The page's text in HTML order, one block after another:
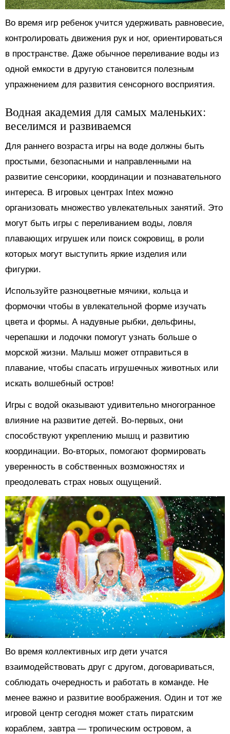
Во время игр ребенок учится удерживать равновесие,
контролировать движения рук и ног, ориентироваться
в пространстве. Даже обычное переливание воды из
одной емкости в другую становится полезным
упражнением для развития сенсорного восприятия.
Водная академия для самых маленьких:
веселимся и развиваемся
Для раннего возраста игры на воде должны быть
простыми, безопасными и направленными на
развитие сенсорики, координации и познавательного
интереса. В игровых центрах Intex можно
организовать множество увлекательных занятий. Это
могут быть игры с переливанием воды, ловля
плавающих игрушек или поиск сокровищ, в роли
которых могут выступить яркие изделия или
фигурки.
Используйте разноцветные мячики, кольца и
формочки чтобы в увлекательной форме изучать
цвета и формы. А надувные рыбки, дельфины,
черепашки и лодочки помогут узнать больше о
морской жизни. Малыш может отправиться в
плавание, чтобы спасать игрушечных животных или
искать волшебный остров!
Игры с водой оказывают удивительно многогранное
влияние на развитие детей. Во-первых, они
способствуют укреплению мышц и развитию
координации. Во-вторых, помогают формировать
уверенность в собственных возможностях и
преодолевать страх новых ощущений.
Во время коллективных игр дети учатся
взаимодействовать друг с другом, договариваться,
соблюдать очередность и работать в команде. Не
менее важно и развитие воображения. Один и тот же
игровой центр сегодня может стать пиратским
кораблем, завтра — тропическим островом, а